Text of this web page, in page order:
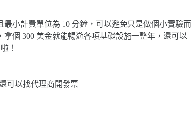
最小計費單位為 10 分鐘，可以避免只是做個小實驗而
個 300 美金就能暢遊各項基礎設施一整年，還可以
啦！
可以找代理商開發票